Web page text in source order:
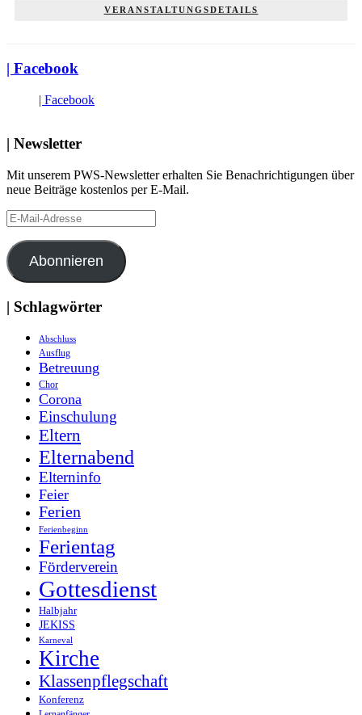
VERANSTALTUNGSDETAILS
| Facebook
| Facebook
| Newsletter
Mit unserem PWS-Newsletter erhalten Sie Benachrichtigungen über
neue Beiträge kostenlos per E-Mail.
E-
Mail-
Adresse
Abonnieren
| Schlagwörter
Abschluss
Ausflug
Betreuung
Chor
Corona
Einschulung
Eltern
Elternabend
Elterninfo
Feier
Ferien
Ferienbeginn
Ferientag
Förderverein
Gottesdienst
Halbjahr
JEKISS
Karneval
Kirche
Klassenpflegschaft
Konferenz